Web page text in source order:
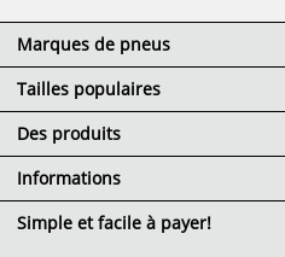
Marques de pneus
Tailles populaires
Des produits
Informations
Simple et facile à payer!